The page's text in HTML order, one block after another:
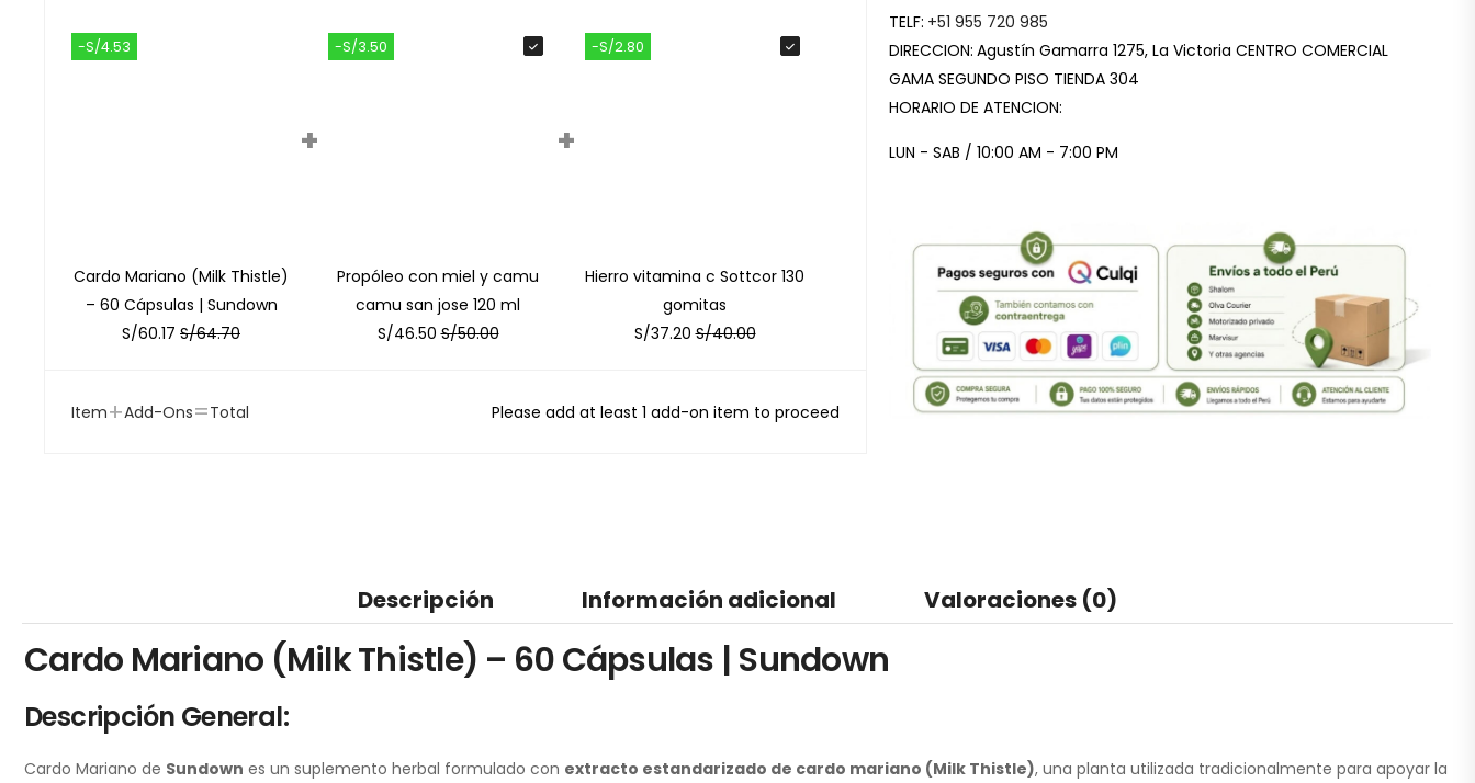
-S/4.53
Cardo Mariano (Milk Thistle)
– 60 Cápsulas | Sundown
S/60.17 S/64.70
+
-S/3.50
Propóleo con miel y camu
camu san jose 120 ml
S/46.50 S/50.00
+
-S/2.80
Hierro vitamina c Sottcor 130
gomitas
S/37.20 S/40.00
Item+Add-Ons=Total Please add at least 1 add-on item to proceed
TELF: +51 955 720 985
DIRECCION: Agustín Gamarra 1275, La Victoria CENTRO COMERCIAL
GAMA SEGUNDO PISO TIENDA 304
HORARIO DE ATENCION:
LUN - SAB / 10:00 AM - 7:00 PM
Descripción Información adicional Valoraciones (0)
Cardo Mariano (Milk Thistle) – 60 Cápsulas | Sundown
Descripción General:
Cardo Mariano de Sundown es un suplemento herbal formulado con extracto estandarizado de cardo mariano (Milk Thistle), una planta utilizada tradicionalmente para apoyar la